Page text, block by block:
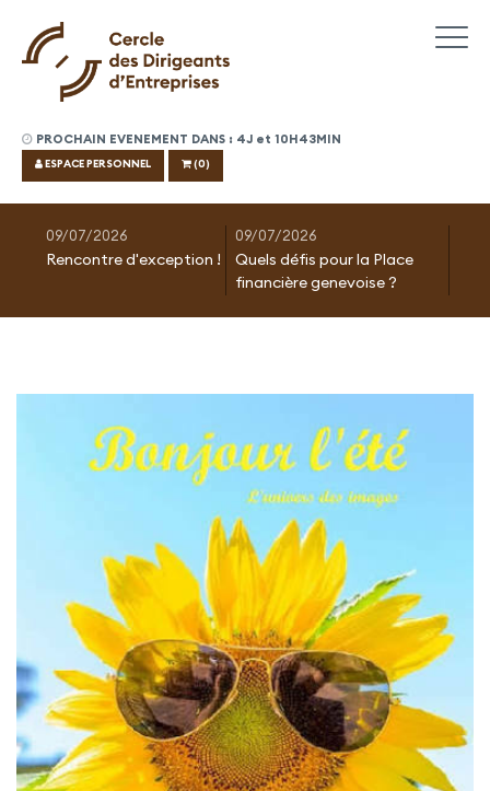
PROCHAIN EVENEMENT DANS : 4J et 10H43MIN
ESPACE PERSONNEL (0)
09/07/2026
Rencontre d'exception !
09/07/2026
Quels défis pour la Place
financière genevoise ?